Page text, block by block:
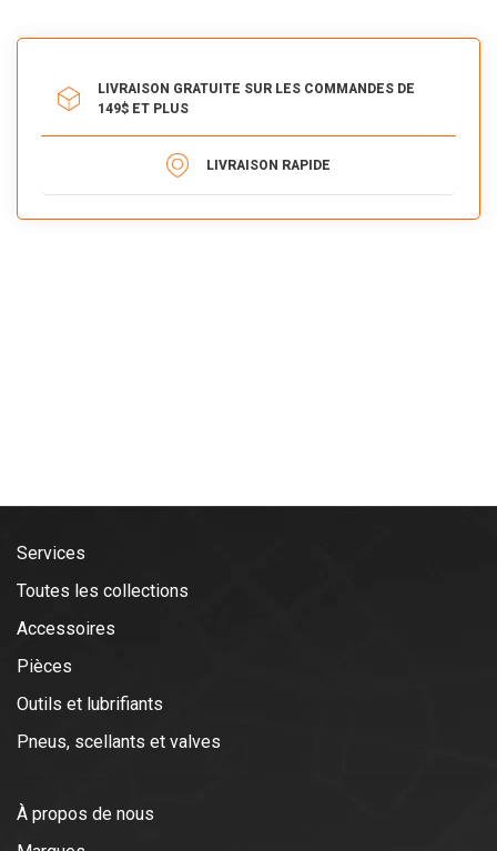
LIVRAISON GRATUITE SUR LES COMMANDES DE
149$ ET PLUS
LIVRAISON RAPIDE
Services
Toutes les collections
Accessoires
Pièces
Outils et lubrifiants
Pneus, scellants et valves
À propos de nous